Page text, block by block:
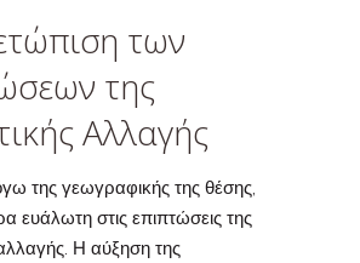
των
της
Αλλαγής
της γεωγραφικής της θέσης,
ευάλωτη στις επιπτώσεις της
Η αύξηση της